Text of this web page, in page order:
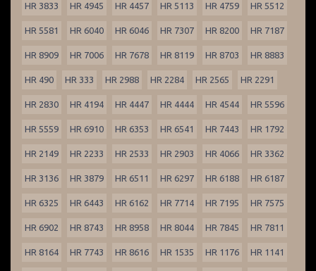
HR 3833 HR 4945 HR 4457 HR 5113 HR 4759 HR 5512
HR 5581 HR 6040 HR 6046 HR 7307 HR 8200 HR 7187
HR 8909 HR 7006 HR 7678 HR 8119 HR 8703 HR 8883
HR 490 HR 333 HR 2988 HR 2284 HR 2565 HR 2291
HR 2830 HR 4194 HR 4447 HR 4444 HR 4544 HR 5596
HR 5559 HR 6910 HR 6353 HR 6541 HR 7443 HR 1792
HR 2149 HR 2233 HR 2533 HR 2903 HR 4066 HR 3362
HR 3136 HR 3879 HR 6511 HR 6297 HR 6188 HR 6187
HR 6325 HR 6443 HR 6162 HR 7714 HR 7195 HR 7575
HR 6902 HR 8743 HR 8958 HR 8044 HR 7845 HR 7811
HR 8164 HR 7743 HR 8616 HR 1535 HR 1176 HR 1141